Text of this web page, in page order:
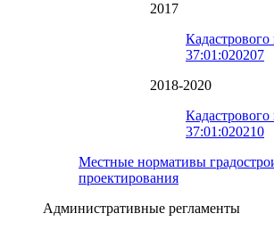
2017
Кадастрового
37:01:020207
2018-2020
Кадастрового
37:01:020210
Местные нормативы
проектирования
Административные регламенты